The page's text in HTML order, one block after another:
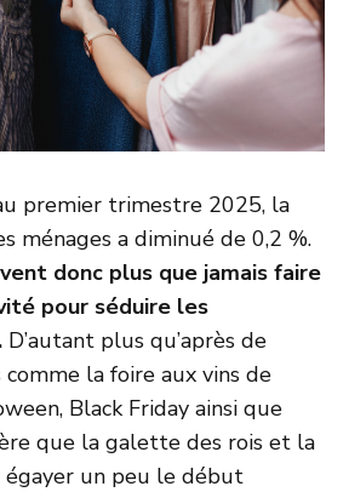
au premier trimestre 2025, la
ménages a diminué de 0,2 %.
donc plus que jamais faire
pour séduire les
D’autant plus qu’après de
la foire aux vins de
Black Friday ainsi que
que la galette des rois et la
un peu le début